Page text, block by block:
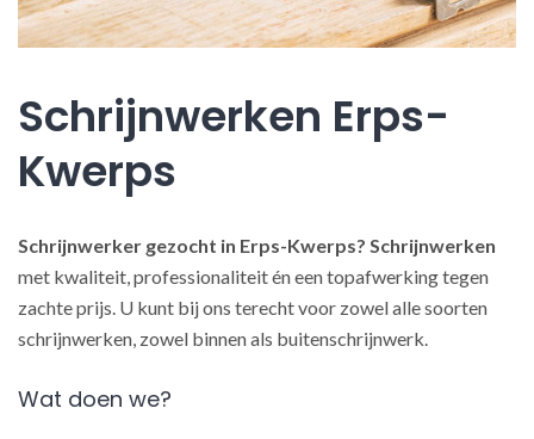
Schrijnwerken Erps-
Kwerps
Schrijnwerker gezocht in Erps-Kwerps? Schrijnwerken
met kwaliteit, professionaliteit én een topafwerking tegen
zachte prijs. U kunt bij ons terecht voor zowel alle soorten
schrijnwerken, zowel binnen als buitenschrijnwerk.
Wat doen we?